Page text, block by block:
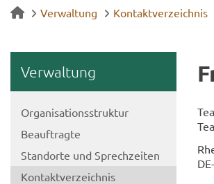
Verwaltung Kontaktverzeichnis
Ver­wal­tung
Or­ga­ni­sa­ti­ons­struk­tur
Be­auf­trag­te
Stand­or­te und Sprech­zei­ten
Kon­takt­ver­zeich­nis